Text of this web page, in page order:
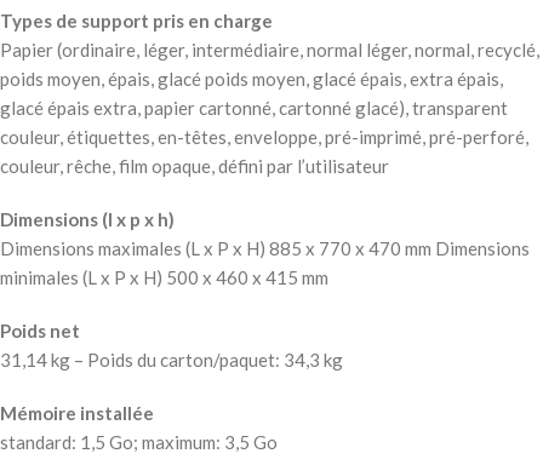
Types de support pris en charge
Papier (ordinaire, léger, intermédiaire, normal léger, normal, recyclé,
poids moyen, épais, glacé poids moyen, glacé épais, extra épais,
glacé épais extra, papier cartonné, cartonné glacé), transparent
couleur, étiquettes, en-têtes, enveloppe, pré-imprimé, pré-perforé,
couleur, rêche, film opaque, défini par l’utilisateur
Dimensions (l x p x h)
Dimensions maximales (L x P x H) 885 x 770 x 470 mm Dimensions
minimales (L x P x H) 500 x 460 x 415 mm
Poids net
31,14 kg – Poids du carton/paquet: 34,3 kg
Mémoire installée
standard: 1,5 Go; maximum: 3,5 Go